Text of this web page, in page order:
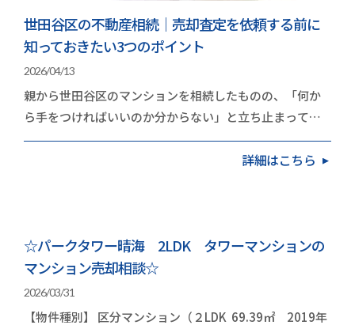
世田谷区の不動産相続｜売却査定を依頼する前に
知っておきたい3つのポイント
2026/04/13
親から世田谷区のマンションを相続したものの、「何か
ら手をつければいいのか分からない」と立ち止まってい
る方は多いのではないでしょうか。世田谷区のマンシ…
詳細はこちら
☆パークタワー晴海 2LDK タワーマンションの
マンション売却相談☆
2026/03/31
【物件種別】 区分マンション（２LDK 69.39㎡ 2019年